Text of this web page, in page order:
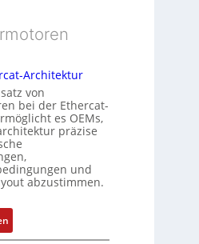
e
w
a
c
h
u
n
g
s
s
u
n
g
u
n
Z
u
e
t
y
p
s
o
r
g
t
f
ü
r
Architektur
von
bei der Ethercat-
es OEMs,
präzise
und
abzustimmen.
:
F